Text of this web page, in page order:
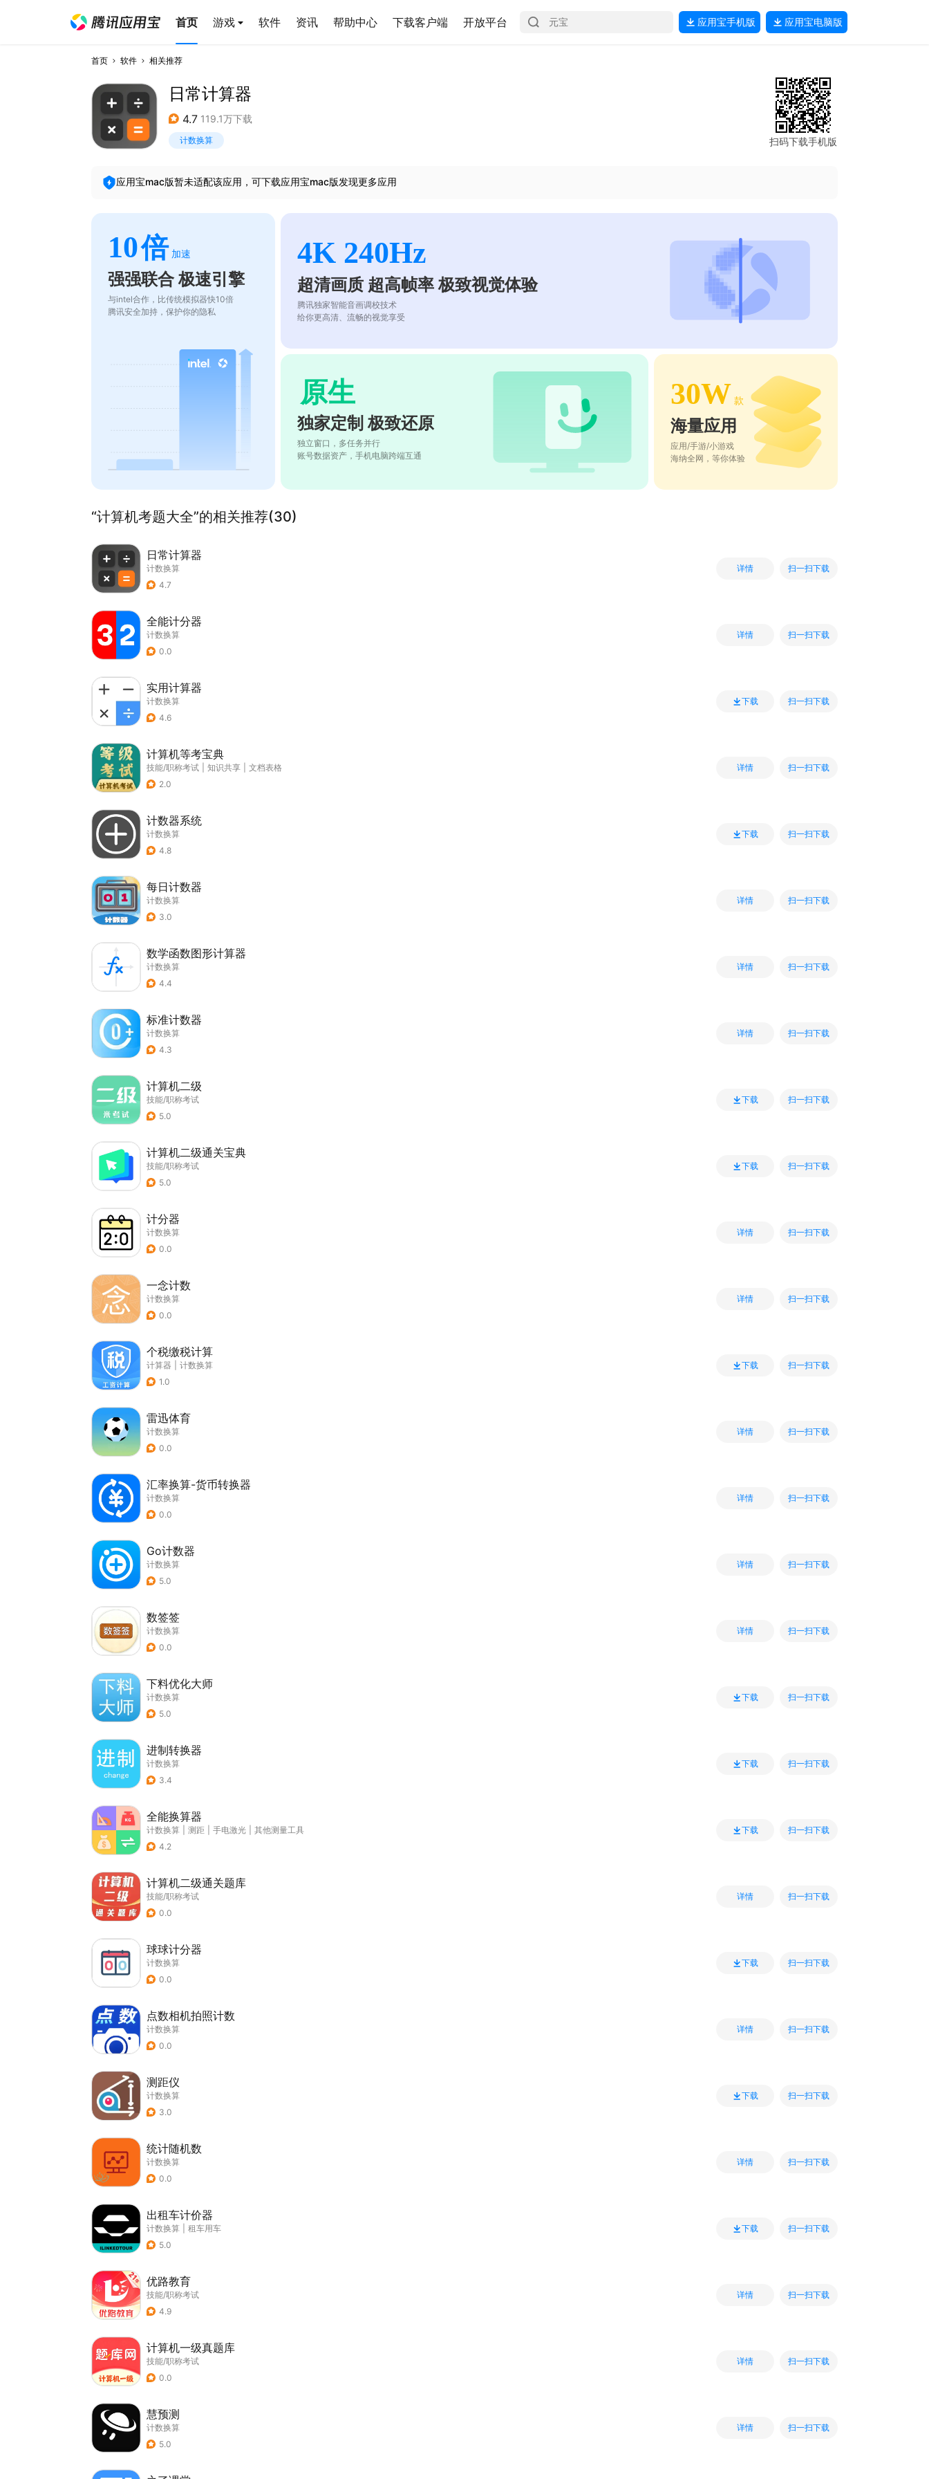
首页 游戏 软件 资讯 帮助中心 下载客户端 开放平台 应用宝手机版 应用宝电脑版
首页 软件 相关推荐
日常计算器
4.7 119.1万下载
计数换算 扫码下载手机版
应用宝mac版暂未适配该应用，可下载应用宝mac版发现更多应用
10倍 加速
强强联合 极速引擎
与intel合作，比传统模拟器快10倍
腾讯安全加持，保护你的隐私
4K 240Hz
超清画质 超高帧率 极致视觉体验
腾讯独家智能音画调校技术
给你更高清、流畅的视觉享受
原生
独家定制 极致还原
独立窗口，多任务并行
账号数据资产，手机电脑跨端互通
30W 款
海量应用
应用/手游/小游戏
海纳全网，等你体验
“计算机考题大全”的相关推荐(30)
日常计算器
计数换算
4.7
详情 扫一扫下载
全能计分器
计数换算
0.0
详情 扫一扫下载
实用计算器
计数换算
4.6
下载 扫一扫下载
计算机等考宝典
技能/职称考试 知识共享
文档表格
2.0
详情 扫一扫下载
计数器系统
计数换算
4.8
下载 扫一扫下载
每日计数器
计数换算
3.0
详情 扫一扫下载
数学函数图形计算器
计数换算
4.4
详情 扫一扫下载
标准计数器
计数换算
4.3
详情 扫一扫下载
计算机二级
技能/职称考试
5.0
下载 扫一扫下载
计算机二级通关宝典
技能/职称考试
5.0
下载 扫一扫下载
计分器
计数换算
0.0
详情 扫一扫下载
一念计数
计数换算
0.0
详情 扫一扫下载
个税缴税计算
计算器
计数换算
1.0
下载 扫一扫下载
雷迅体育
计数换算
0.0
详情 扫一扫下载
汇率换算-货币转换器
计数换算
0.0
详情 扫一扫下载
Go计数器
计数换算
5.0
详情 扫一扫下载
数签签
计数换算
0.0
详情 扫一扫下载
下料优化大师
计数换算
5.0
下载 扫一扫下载
进制转换器
计数换算
3.4
下载 扫一扫下载
全能换算器
计数换算 测距 手电激光
其他测量工具
4.2
下载 扫一扫下载
计算机二级通关题库
技能/职称考试
0.0
详情 扫一扫下载
球球计分器
计数换算
0.0
下载 扫一扫下载
点数相机拍照计数
计数换算
0.0
详情 扫一扫下载
测距仪
计数换算
3.0
下载 扫一扫下载
统计随机数
计数换算
0.0
详情 扫一扫下载
出租车计价器
计数换算
租车用车
5.0
下载 扫一扫下载
优路教育
技能/职称考试
4.9
详情 扫一扫下载
计算机一级真题库
技能/职称考试
0.0
详情 扫一扫下载
慧预测
计数换算
5.0
详情 扫一扫下载